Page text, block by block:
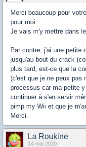
Merci beaucoup pour
pour moi.
Je vais m'y mettre dans
Par contre, j'ai une petite
jusqu'au bout du crack
plus tard, est-ce que la
(c'est que je ne peux pas
processus car ma petite
continuer à s'en servir
pimp my Wii et que je
Merci.
La Roukine
14 mai 2020